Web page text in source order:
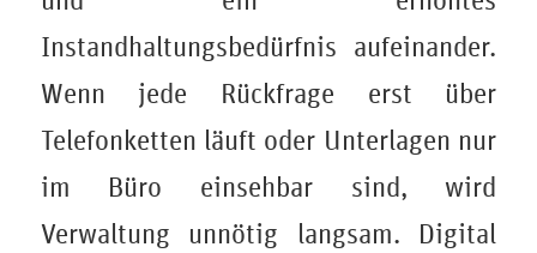
Instandhaltungsbedürfnis aufeinander.
Wenn jede Rückfrage erst über
Telefonketten läuft oder Unterlagen nur
im Büro einsehbar sind, wird
Verwaltung unnötig langsam. Digital